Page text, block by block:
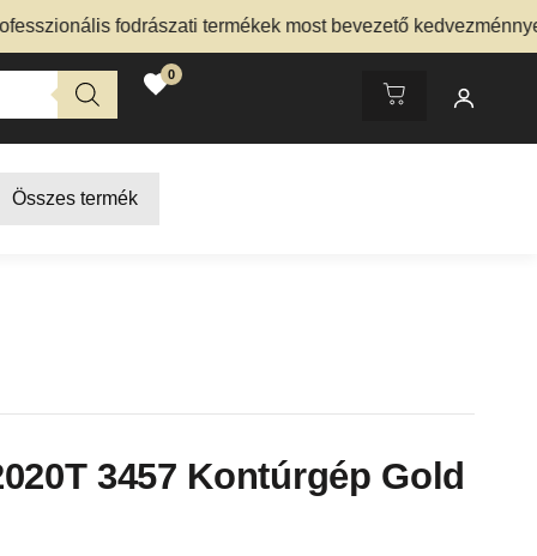
fodrászati termékek most bevezető kedvezménnyel –
0
Összes termék
3457 Kontúrgép Gold